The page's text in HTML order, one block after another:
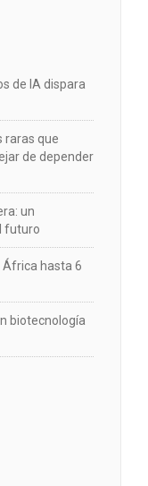
de IA dispara
raras que
de depender
un
futuro
África hasta 6
biotecnología